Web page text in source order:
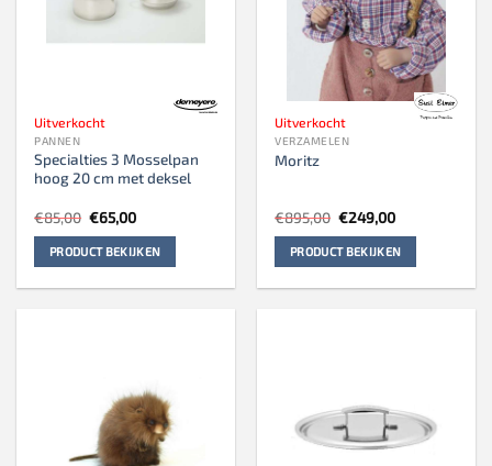
Uitverkocht
PANNEN
Specialties 3 Mosselpan
hoog 20 cm met deksel
€85,00 Oorspronkelijke
prijs
was:
€85,00.
€65,00Huidige
is:
€65,00.
PRODUCT BEKIJKEN
Uitverkocht
VERZAMELEN
Moritz
€895,00 Oorspronkelijke
prijs
was:
€895,00.
€249,00Huidige
is:
€249,00.
PRODUCT BEKIJKEN